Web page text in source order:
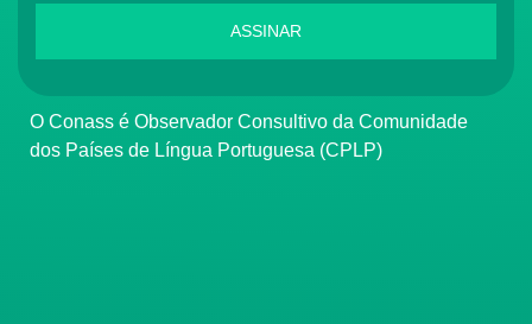
ASSINAR
O Conass é Observador Consultivo da Comunidade
dos Países de Língua Portuguesa (CPLP)